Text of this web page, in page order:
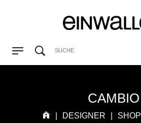
CAMBIO
DESIGNER SHOP